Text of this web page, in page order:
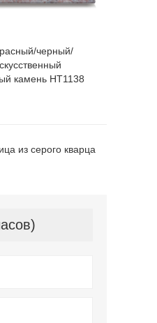
черный/
камень НТ1138
из серого кварца